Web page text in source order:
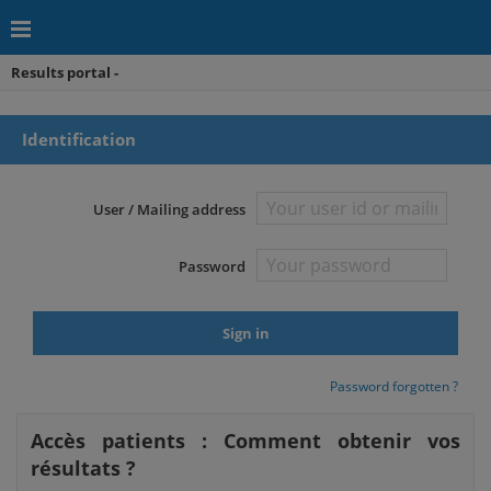
Results portal -
Identification
User / Mailing address
Password
Password forgotten ?
Accès patients : Comment obtenir vos
résultats ?